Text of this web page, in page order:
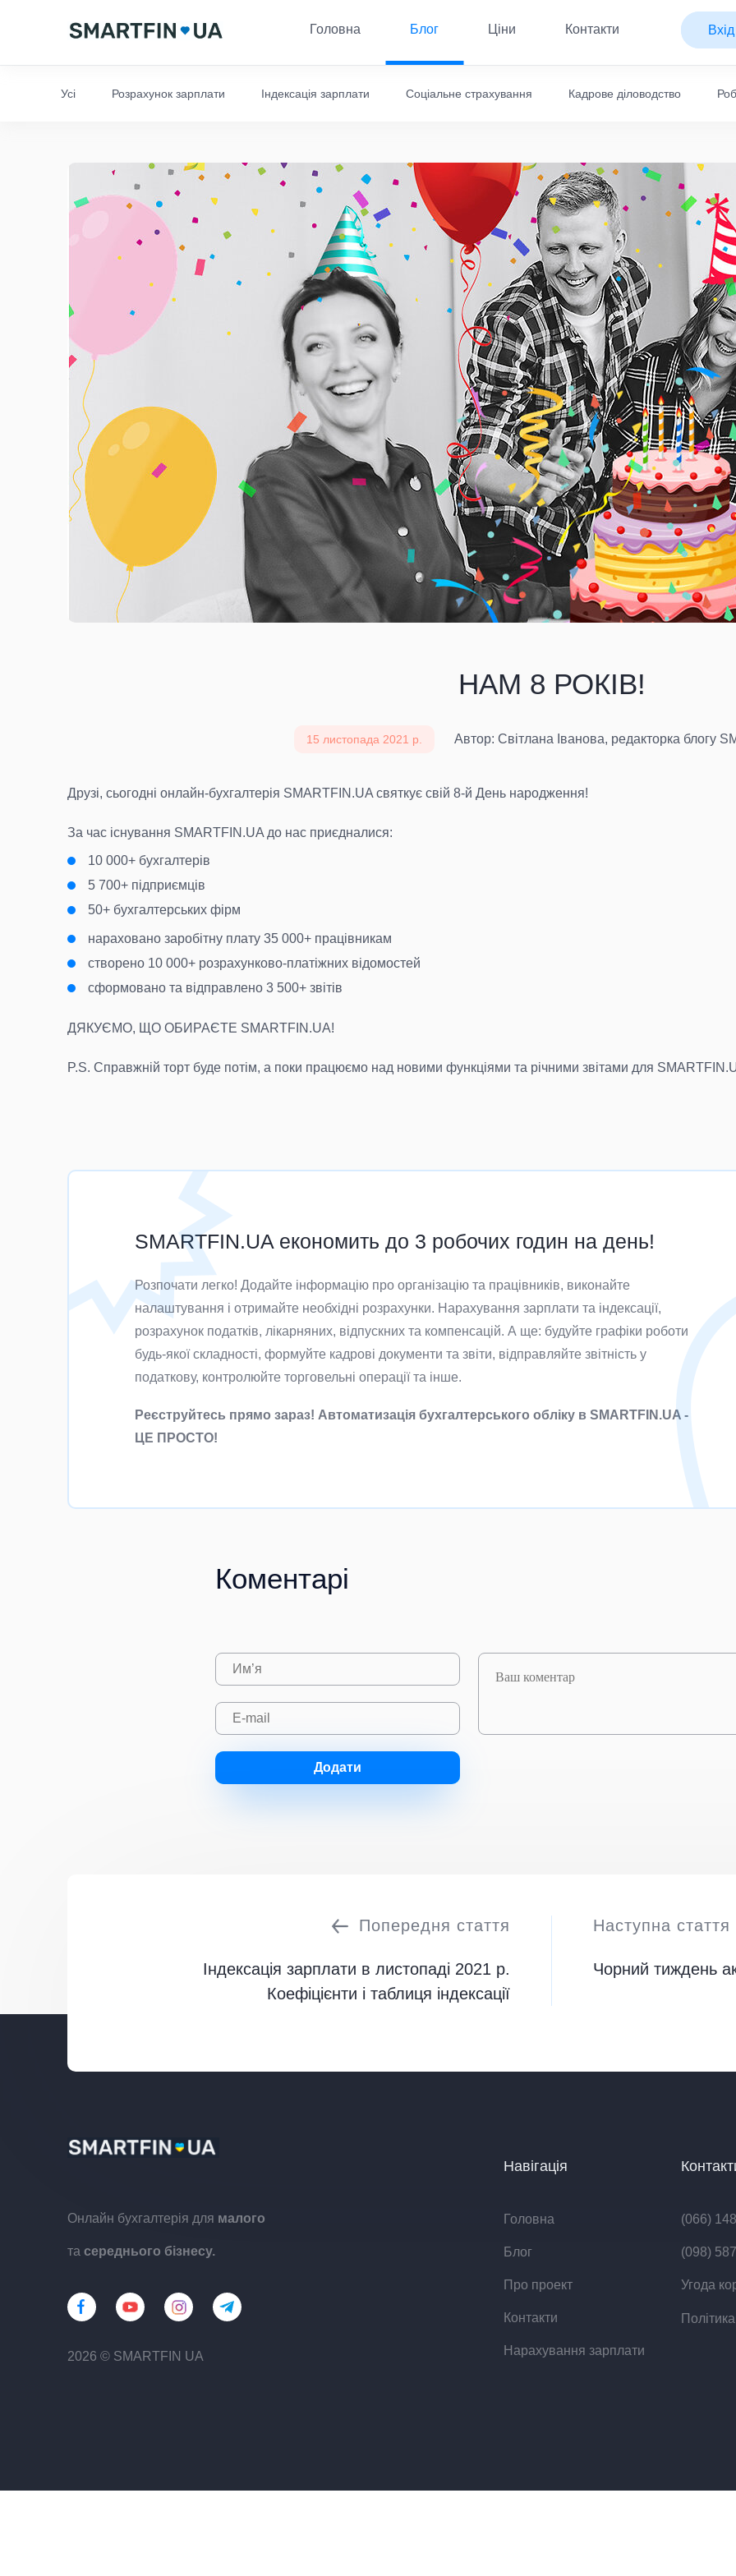
Головна Блог Ціни Контакти Вхід
Усі Розрахунок зарплати Індексація зарплати Соціальне страхування Кадрове діловодство
НАМ 8 РОКІВ!
15 листопада 2021 р. Автор: Світлана Іванова, редакторка блогу
Друзі, сьогодні онлайн-бухгалтерія SMARTFIN.UA святкує свій 8-й День народження!
За час існування SMARTFIN.UA до нас приєдналися:
10 000+ бухгалтерів
5 700+ підприємців
50+ бухгалтерських фірм
нараховано заробітну плату 35 000+ працівникам
створено 10 000+ розрахунково-платіжних відомостей
сформовано та відправлено 3 500+ звітів
ДЯКУЄМО, ЩО ОБИРАЄТЕ SMARTFIN.UA!
P.S. Справжній торт буде потім, а поки працюємо над новими функціями та річними звітами для
SMARTFIN.UA економить до 3 робочих годин на день!
Розпочати легко! Додайте інформацію про організацію та працівників, виконайте
налаштування і отримайте необхідні розрахунки. Нарахування зарплати та індексації,
розрахунок податків, лікарняних, відпускних та компенсацій. А ще: будуйте графіки роботи
будь-якої складності, формуйте кадрові документи та звіти, відправляйте звітність у
податкову, контролюйте торговельні операції та інше.
Реєструйтесь прямо зараз! Автоматизація бухгалтерського обліку в SMARTFIN.UA -
ЦЕ ПРОСТО!
Коментарі
Додати
Попередня стаття
Індексація зарплати в листопаді 2021 р.
Коефіцієнти і таблиця індексації
Наступна стаття
Чорний тиждень
Онлайн бухгалтерія для малого
та середнього бізнесу.
2026 © SMARTFIN UA
Навігація
Головна
Блог
Про проект
Контакти
Нарахування зарплати
(066)
(098)
Угода